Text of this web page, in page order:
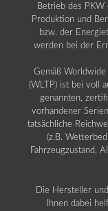
Betrieb des PKW
Produktion und
bzw. der
werden bei der
Gemäß
(WLTP) ist bei voll
genannten,
vorhandener
tatsächliche
(z.B.
Fahrzeugzustand,
Die Hersteller
Ihnen dabei